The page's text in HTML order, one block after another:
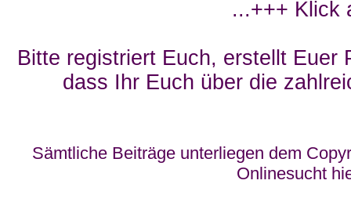
...+++ Klick
Bitte registriert Euch, erstellt Euer
dass Ihr Euch über die
Sämtliche Beiträge unterliegen dem
Onlinesucht